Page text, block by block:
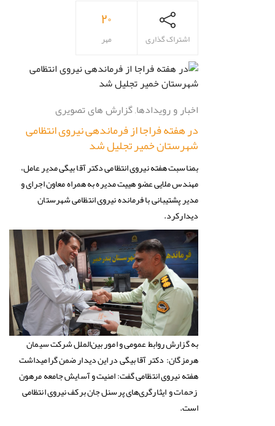
۲۰
مهر اشتراک گذاری
اخبار و رویدادها گزارش های تصویری
در هفته فراجا از فرماندهی نیروی انتظامی
شهرستان خمیر تجلیل شد
بمناسبت هفته نیروی انتظامی دکتر آقا بیگی مدیر عامل،
مهندس ملایی عضو هییت مدیره به همراه معاون اجرای و
مدیر پشتیبانی با فرمانده نیروی انتظامی شهرستان
دیدارکرد.
به گزارش روابط عمومی و امور بین‌الملل شرکت سیمان
هرمزگان: دکتر آقا بیگی در این دیدار ضمن گرامیداشت
هفته نیروی انتظامی گفت: امنیت و آسایش جامعه مرهون
زحمات و ایثارگری‌های پرسنل جان برکف نیروی انتظامی
است.